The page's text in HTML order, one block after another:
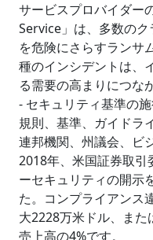
サービスプロバイダ
Service」は、多数の
を危険にさらすランサ
種のインシデントは、
る需要の高まりにつな
- セキュリティ基準の
規則、基準、ガイドラ
連邦機関、州議会、ビ
2018年、米国証券取引
ーセキュリティの開示
た。コンプライアンス
大2228万米ドル、ま
売上高の4%です。